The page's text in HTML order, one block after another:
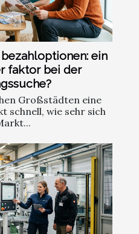
ein
faktor bei der
Großstädten eine
schnell, wie sehr sich